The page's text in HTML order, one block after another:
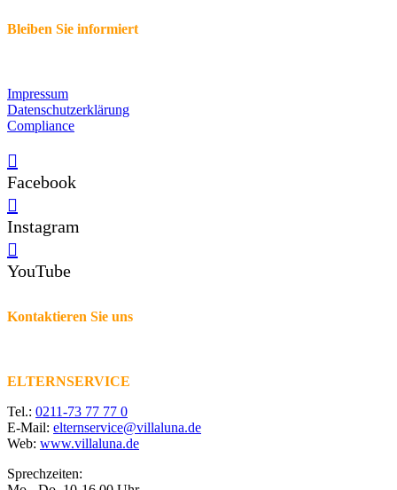
Bleiben Sie informiert
Impressum
Datenschutzerklärung
Compliance
Facebook
Instagram
YouTube
Kontaktieren Sie uns
ELTERNSERVICE
Tel.: 0211-73 77 77 0
E-Mail: elternservice@villaluna.de
Web: www.villaluna.de
Sprechzeiten: